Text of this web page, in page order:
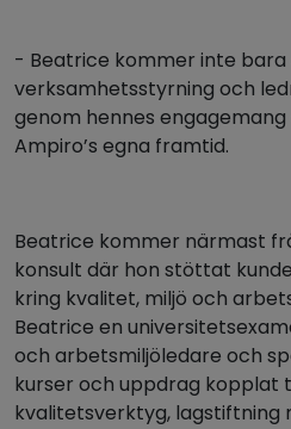
- Beatrice kommer inte
verksamhetsstyrning och
genom hennes
Ampiro’s egna framtid.
Beatrice kommer närmast
konsult där hon stöttat
kring kvalitet, miljö och
Beatrice en
och arbetsmiljöledare och
kurser och uppdrag kopplat
kvalitetsverktyg, lagstiftning